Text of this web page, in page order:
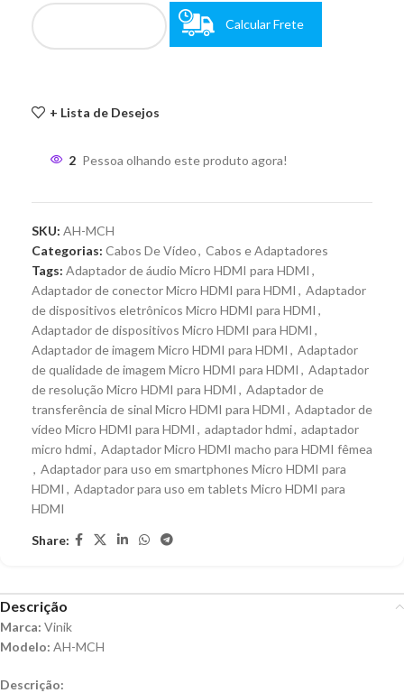
Calcular Frete
+ Lista de Desejos
2 Pessoa olhando este produto agora!
SKU: AH-MCH
Categorias: Cabos De Vídeo, Cabos e Adaptadores
Tags: Adaptador de áudio Micro HDMI para HDMI ,
Adaptador de conector Micro HDMI para HDMI , Adaptador
de dispositivos eletrônicos Micro HDMI para HDMI ,
Adaptador de dispositivos Micro HDMI para HDMI ,
Adaptador de imagem Micro HDMI para HDMI , Adaptador
de qualidade de imagem Micro HDMI para HDMI , Adaptador
de resolução Micro HDMI para HDMI , Adaptador de
transferência de sinal Micro HDMI para HDMI , Adaptador de
vídeo Micro HDMI para HDMI , adaptador hdmi, adaptador
micro hdmi, Adaptador Micro HDMI macho para HDMI fêmea
, Adaptador para uso em smartphones Micro HDMI para
HDMI , Adaptador para uso em tablets Micro HDMI para
HDMI
Share:
Descrição
Marca: Vinik
Modelo: AH-MCH
Descrição: